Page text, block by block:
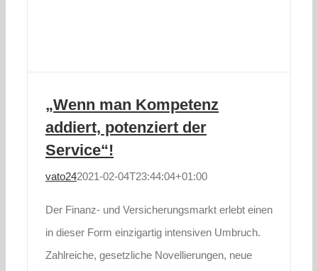
„Wenn man Kompetenz
addiert, potenziert der
Service“!
vato242021-02-04T23:44:04+01:00
Der Finanz- und Versicherungsmarkt erlebt einen
in dieser Form einzigartig intensiven Umbruch.
Zahlreiche, gesetzliche Novellierungen, neue